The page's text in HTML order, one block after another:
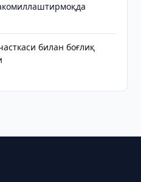
билан боғлиқ